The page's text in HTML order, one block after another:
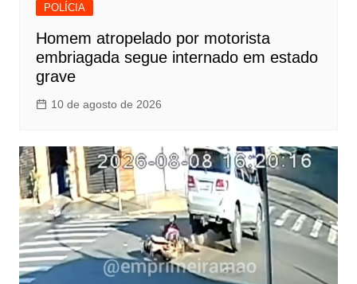
POLÍCIA
Homem atropelado por motorista
embriagada segue internado em estado
grave
10 de agosto de 2026